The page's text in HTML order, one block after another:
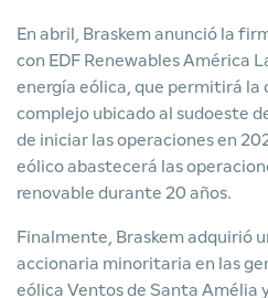
En abril, Braskem anunció la
con EDF Renewables América
energía eólica, que permitirá la
complejo ubicado al sudoeste
de iniciar las operaciones en
eólico abastecerá las
renovable durante 20 años.
Finalmente, Braskem adquirió
accionaria minoritaria en las
eólica Ventos de Santa Amélia